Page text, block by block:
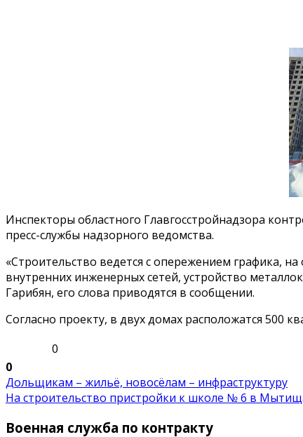
Инспекторы областного Главгосстройнадзора
пресс-службы надзорного ведомства.
«Строительство ведется с опережением графика,
внутренних инженерных сетей, устройство
Гарибян, его слова приводятся в сообщении.
Согласно проекту, в двух домах расположатся 500
0
0
Дольщикам – жильё, новосёлам – инфраструктуру
На строительство пристройки к школе № 6 в
Военная служба по контракту